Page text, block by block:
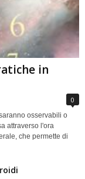
in
0
osservabili o
attraverso l'ora
che permette di